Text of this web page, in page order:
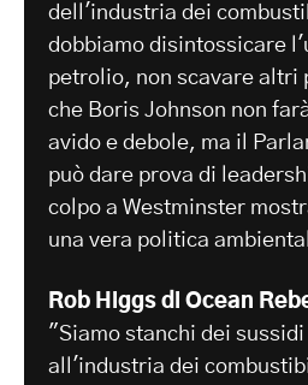
dell'industria dei
dobbiamo disintossicare
petrolio, non scavare altri
che Boris Johnson non
avido e debole, ma il
può dare prova di
colpo a Westminster
una vera politica
Rob Higgs di Ocean
"Siamo stanchi dei
all'industria dei